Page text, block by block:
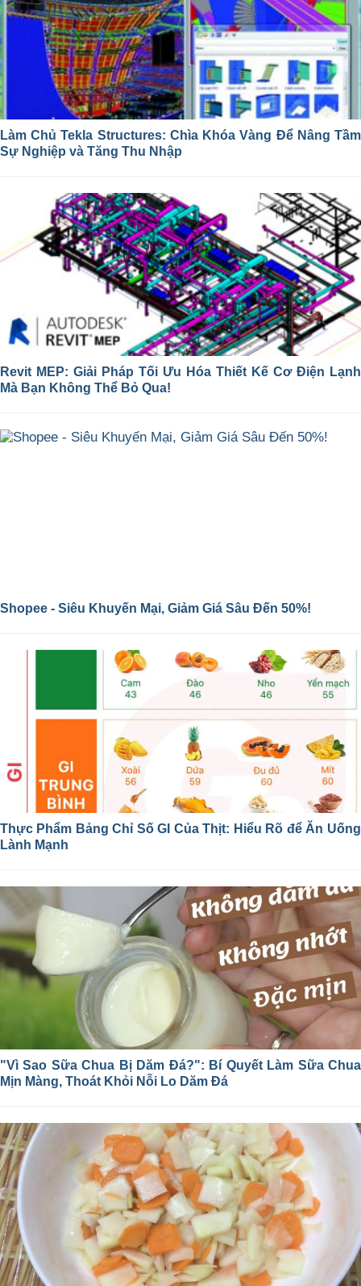
Làm Chủ Tekla Structures: Chìa Khóa Vàng Để Nâng Tầm
Sự Nghiệp và Tăng Thu Nhập
Revit MEP: Giải Pháp Tối Ưu Hóa Thiết Kế Cơ Điện Lạnh
Mà Bạn Không Thể Bỏ Qua!
Shopee - Siêu Khuyến Mại, Giảm Giá Sâu Đến 50%!
Thực Phẩm Bảng Chỉ Số GI Của Thịt: Hiểu Rõ để Ăn Uống
Lành Mạnh
"Vì Sao Sữa Chua Bị Dăm Đá?": Bí Quyết Làm Sữa Chua
Mịn Màng, Thoát Khỏi Nỗi Lo Dăm Đá